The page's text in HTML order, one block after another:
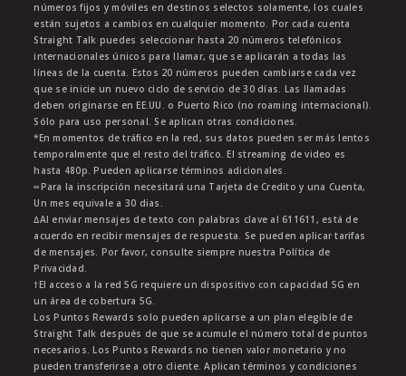
números fijos y móviles en destinos selectos solamente, los cuales
están sujetos a cambios en cualquier momento. Por cada cuenta
Straight Talk puedes seleccionar hasta 20 números telefónicos
internacionales únicos para llamar, que se aplicarán a todas las
líneas de la cuenta. Estos 20 números pueden cambiarse cada vez
que se inicie un nuevo ciclo de servicio de 30 días. Las llamadas
deben originarse en EE.UU. o Puerto Rico (no roaming internacional).
Sólo para uso personal. Se aplican otras condiciones.
*En momentos de tráfico en la red, sus datos pueden ser más lentos
temporalmente que el resto del tráfico. El streaming de video es
hasta 480p. Pueden aplicarse términos adicionales.
∞Para la inscripción necesitará una Tarjeta de Credito y una Cuenta,
Un mes equivale a 30 dias.
∆Al enviar mensajes de texto con palabras clave al 611611, está de
acuerdo en recibir mensajes de respuesta. Se pueden aplicar tarifas
de mensajes. Por favor, consulte siempre nuestra Política de
Privacidad.
†El acceso a la red 5G requiere un dispositivo con capacidad 5G en
un área de cobertura 5G.
Los Puntos Rewards solo pueden aplicarse a un plan elegible de
Straight Talk después de que se acumule el número total de puntos
necesarios. Los Puntos Rewards no tienen valor monetario y no
pueden transferirse a otro cliente. Aplican términos y condiciones